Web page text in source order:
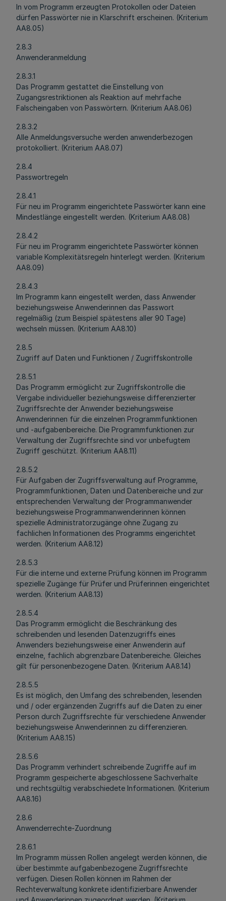
In vom Programm erzeugten Protokollen oder Dateien
dürfen Passwörter nie in Klarschrift erscheinen. (Kriterium
AA8.05)
2.8.3
Anwenderanmeldung
2.8.3.1
Das Programm gestattet die Einstellung von
Zugangsrestriktionen als Reaktion auf mehrfache
Falscheingaben von Passwörtern. (Kriterium AA8.06)
2.8.3.2
Alle Anmeldungsversuche werden anwenderbezogen
protokolliert. (Kriterium AA8.07)
2.8.4
Passwortregeln
2.8.4.1
Für neu im Programm eingerichtete Passwörter kann eine
Mindestlänge eingestellt werden. (Kriterium AA8.08)
2.8.4.2
Für neu im Programm eingerichtete Passwörter können
variable Komplexitätsregeln hinterlegt werden. (Kriterium
AA8.09)
2.8.4.3
Im Programm kann eingestellt werden, dass Anwender
beziehungsweise Anwenderinnen das Passwort
regelmäßig (zum Beispiel spätestens aller 90 Tage)
wechseln müssen. (Kriterium AA8.10)
2.8.5
Zugriff auf Daten und Funktionen / Zugriffskontrolle
2.8.5.1
Das Programm ermöglicht zur Zugriffskontrolle die
Vergabe individueller beziehungsweise differenzierter
Zugriffsrechte der Anwender beziehungsweise
Anwenderinnen für die einzelnen Programmfunktionen
und -aufgabenbereiche. Die Programmfunktionen zur
Verwaltung der Zugriffsrechte sind vor unbefugtem
Zugriff geschützt. (Kriterium AA8.11)
2.8.5.2
Für Aufgaben der Zugriffsverwaltung auf Programme,
Programmfunktionen, Daten und Datenbereiche und zur
entsprechenden Verwaltung der Programmanwender
beziehungsweise Programmanwenderinnen können
spezielle Administratorzugänge ohne Zugang zu
fachlichen Informationen des Programms eingerichtet
werden. (Kriterium AA8.12)
2.8.5.3
Für die interne und externe Prüfung können im Programm
spezielle Zugänge für Prüfer und Prüferinnen eingerichtet
werden. (Kriterium AA8.13)
2.8.5.4
Das Programm ermöglicht die Beschränkung des
schreibenden und lesenden Datenzugriffs eines
Anwenders beziehungsweise einer Anwenderin auf
einzelne, fachlich abgrenzbare Datenbereiche. Gleiches
gilt für personenbezogene Daten. (Kriterium AA8.14)
2.8.5.5
Es ist möglich, den Umfang des schreibenden, lesenden
und / oder ergänzenden Zugriffs auf die Daten zu einer
Person durch Zugriffsrechte für verschiedene Anwender
beziehungsweise Anwenderinnen zu differenzieren.
(Kriterium AA8.15)
2.8.5.6
Das Programm verhindert schreibende Zugriffe auf im
Programm gespeicherte abgeschlossene Sachverhalte
und rechtsgültig verabschiedete Informationen. (Kriterium
AA8.16)
2.8.6
Anwenderrechte-Zuordnung
2.8.6.1
Im Programm müssen Rollen angelegt werden können, die
über bestimmte aufgabenbezogene Zugriffsrechte
verfügen. Diesen Rollen können im Rahmen der
Rechteverwaltung konkrete identifizierbare Anwender